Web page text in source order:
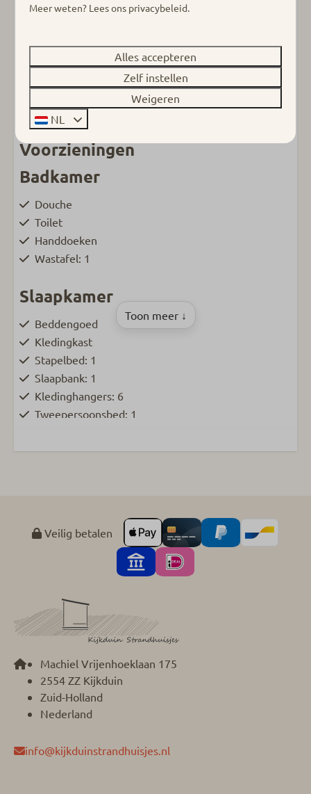
rookvrij en huisdieren zijn niet toegestaan.
hotelservice met o.a. opgemaakte bedden, bad- &
bedlinnen, een Coffee & Tea pakket, een
welkomstpakket en een complete eindschoonmaak.
Voorzieningen
Badkamer
Douche
Toilet
Handdoeken
Wastafel: 1
Slaapkamer
Beddengoed
Kledingkast
Stapelbed: 1
Slaapbank: 1
Kledinghangers: 6
Tweepersoonsbed: 1
Familie/Kinderen
Wassen en drogen
Entertainment
Smart TV
Wifi: Gratis
Keuken
Koffiecupmachine
Bestek
Toon meer ↓
Veilig betalen
Machiel Vrijenhoeklaan 175
2554 ZZ Kijkduin
Zuid-Holland
Nederland
info@kijkduinstrandhuisjes.nl
Meer weten? Lees ons privacybeleid.
Alles accepteren
Zelf instellen
Weigeren
NL